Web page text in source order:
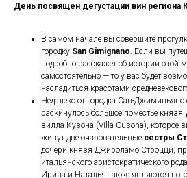
День посвящен дегустации вин региона
В самом начале вы совершите
городку San Gimignano. Если вы
подробно расскажет об истории этой
самостоятельно — то у вас будет
насладиться красотами
Недалеко от городка Сан-Джиминьяно
раскинулось большое поместье князя
вилла Кузона (Villa Cusonа), которое
живут две очаровательные сестры
дочери князя Джироламо Строцци,
итальянского аристократического
Ирина и Наталья также являются